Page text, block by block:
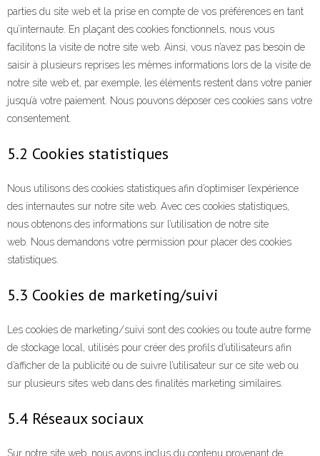
parties du site web et la prise en compte de vos préférences en tant
qu’internaute. En plaçant des cookies fonctionnels, nous vous
facilitons la visite de notre site web. Ainsi, vous n’avez pas besoin de
saisir à plusieurs reprises les mêmes informations lors de la visite de
notre site web et, par exemple, les éléments restent dans votre panier
jusqu’à votre paiement. Nous pouvons déposer ces cookies sans votre
consentement.
5.2 Cookies statistiques
Nous utilisons des cookies statistiques afin d’optimiser l’expérience
des internautes sur notre site web. Avec ces cookies statistiques,
nous obtenons des informations sur l’utilisation de notre site
web. Nous demandons votre permission pour placer des cookies
statistiques.
5.3 Cookies de marketing/suivi
Les cookies de marketing/suivi sont des cookies ou toute autre forme
de stockage local, utilisés pour créer des profils d’utilisateurs afin
d’afficher de la publicité ou de suivre l’utilisateur sur ce site web ou
sur plusieurs sites web dans des finalités marketing similaires.
5.4 Réseaux sociaux
Sur notre site web, nous avons inclus du contenu provenant de